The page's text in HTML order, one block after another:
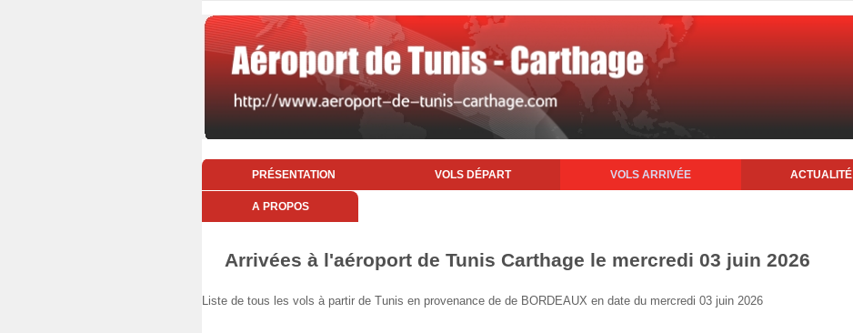
PRÉSENTATION VOLS DÉPART VOLS ARRIVÉE ACTUALITÉ
A PROPOS
Arrivées à l'aéroport de Tunis Carthage le mercredi 03 juin 2026
Liste de tous les vols à partir de Tunis en provenance de de BORDEAUX en date du mercredi 03 juin 2026